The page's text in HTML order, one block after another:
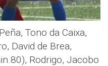
Tono da Caixa,
David de Brea,
Rodrigo, Jacobo